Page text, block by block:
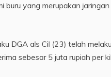
buru yang merupakan
DGA als Cil (23) telah
sebesar 5 juta rupiah per